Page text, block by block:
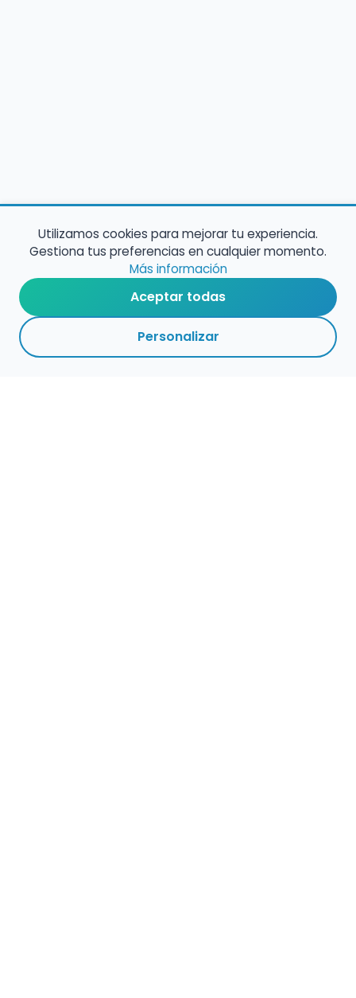
Utilizamos cookies para mejorar tu experiencia.
Gestiona tus preferencias en cualquier momento.
Más información
Aceptar todas
Personalizar